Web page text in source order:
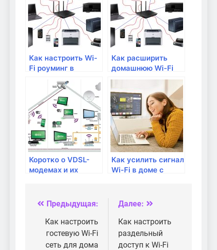
Как настроить Wi-
Fi роуминг в
Как расширить
домашнюю Wi-Fi
сеть
Коротко о VDSL-
модемах и их
Как усилить сигнал
Wi-Fi в доме с
Навигация
по
записям
Предыдущая:
Как настроить
гостевую Wi-Fi
сеть для дома
Далее:
Как настроить
раздельный
доступ к Wi-Fi